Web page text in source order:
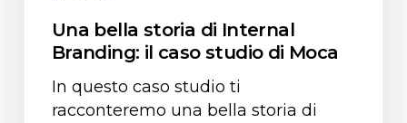
Una bella storia di Internal
Branding: il caso studio di Moca
In questo caso studio ti
racconteremo una bella storia di